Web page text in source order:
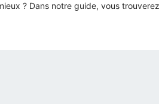
? Dans notre guide, vous